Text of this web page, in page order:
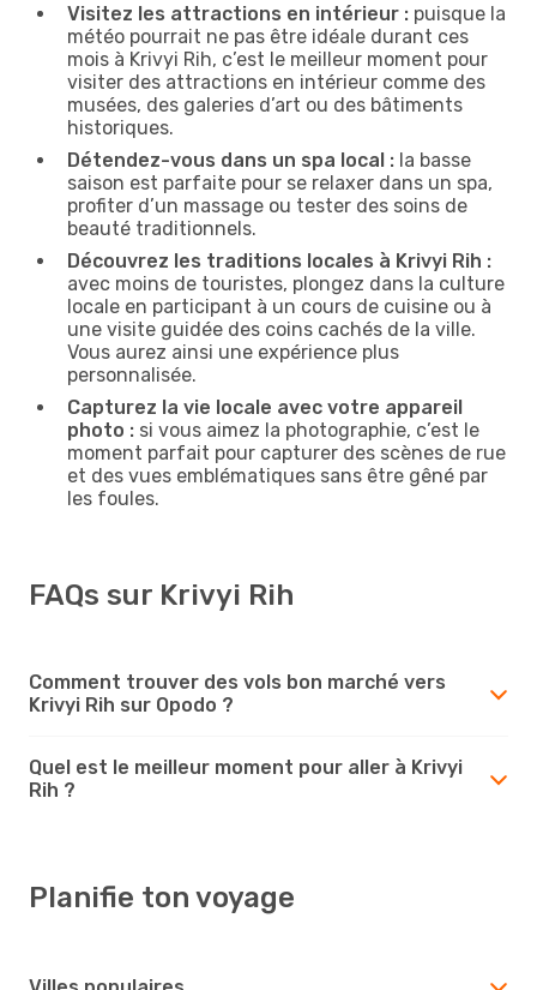
Visitez les attractions en intérieur : puisque la
météo pourrait ne pas être idéale durant ces
mois à Krivyi Rih, c’est le meilleur moment pour
visiter des attractions en intérieur comme des
musées, des galeries d’art ou des bâtiments
historiques.
Détendez-vous dans un spa local : la basse
saison est parfaite pour se relaxer dans un spa,
profiter d’un massage ou tester des soins de
beauté traditionnels.
Découvrez les traditions locales à Krivyi Rih :
avec moins de touristes, plongez dans la culture
locale en participant à un cours de cuisine ou à
une visite guidée des coins cachés de la ville.
Vous aurez ainsi une expérience plus
personnalisée.
Capturez la vie locale avec votre appareil
photo : si vous aimez la photographie, c’est le
moment parfait pour capturer des scènes de rue
et des vues emblématiques sans être gêné par
les foules.
FAQs sur Krivyi Rih
Comment trouver des vols bon marché vers
Krivyi Rih sur Opodo ?
Quel est le meilleur moment pour aller à Krivyi
Rih ?
Planifie ton voyage